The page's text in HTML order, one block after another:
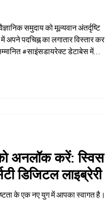
समुदाय को मूल्यवान अंतर्दृष्टि
पदचिह्न का लगातार विस्तार कर
#साइंसडायरेक्ट डेटाबेस में
अनलॉक करें: स्विस
डिजिटल लाइब्रेरी
के एक नए युग में आपका स्वागत है।